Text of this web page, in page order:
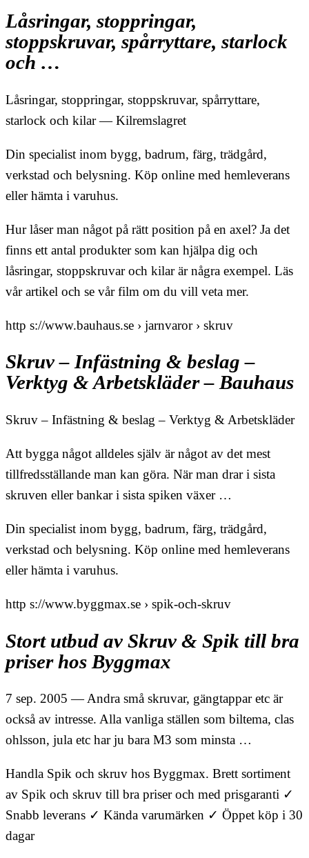
Låsringar, stoppringar,
stoppskruvar, spårryttare, starlock
och …
Låsringar, stoppringar, stoppskruvar, spårryttare,
starlock och kilar — Kilremslagret
Din specialist inom bygg, badrum, färg, trädgård,
verkstad och belysning. Köp online med hemleverans
eller hämta i varuhus.
Hur låser man något på rätt position på en axel? Ja det
finns ett antal produkter som kan hjälpa dig och
låsringar, stoppskruvar och kilar är några exempel. Läs
vår artikel och se vår film om du vill veta mer.
http s://www.bauhaus.se › jarnvaror › skruv
Skruv – Infästning & beslag –
Verktyg & Arbetskläder – Bauhaus
Skruv – Infästning & beslag – Verktyg & Arbetskläder
Att bygga något alldeles själv är något av det mest
tillfredsställande man kan göra. När man drar i sista
skruven eller bankar i sista spiken växer …
Din specialist inom bygg, badrum, färg, trädgård,
verkstad och belysning. Köp online med hemleverans
eller hämta i varuhus.
http s://www.byggmax.se › spik-och-skruv
Stort utbud av Skruv & Spik till bra
priser hos Byggmax
7 sep. 2005 — Andra små skruvar, gängtappar etc är
också av intresse. Alla vanliga ställen som biltema, clas
ohlsson, jula etc har ju bara M3 som minsta …
Handla Spik och skruv hos Byggmax. Brett sortiment
av Spik och skruv till bra priser och med prisgaranti ✓
Snabb leverans ✓ Kända varumärken ✓ Öppet köp i 30
dagar